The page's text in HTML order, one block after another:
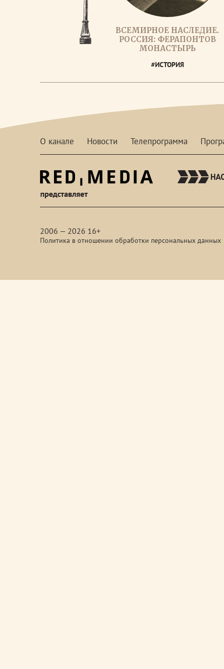
ВСЕМИРНОЕ НАСЛЕДИЕ.
РОССИЯ: ФЕРАПОНТОВ
МОНАСТЫРЬ
#ИСТОРИЯ
О канале Новости Телепрограмма
2006 — 2026 16+
Политика в отношении обработки персональных данных